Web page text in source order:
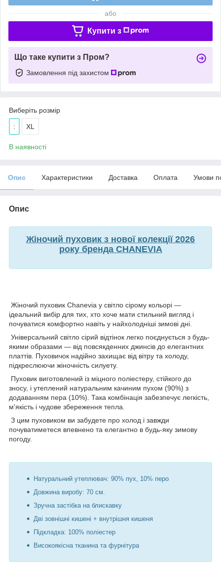
або
Купити з
Що таке купити з Пром?
Замовлення під захистом
Виберіть розмір
: XL
В наявності
Опис Характеристики Доставка Оплата Умови
Опис
Жіночий пуховик з нової колекції 2026
року бренда CHANEVIA
Жіночий пуховик Chanevia у світло сірому кольорі —
ідеальний вибір для тих, хто хоче мати стильний вигляд і
почуватися комфортно навіть у найхолодніші зимові дні.
Універсальний світло сірий відтінок легко поєднується з будь-
якими образами — від повсякденних джинсів до елегантних
платтів. Пуховичок надійно захищає від вітру та холоду,
підкреслюючи жіночність силуету.
Пуховик виготовлений із міцного поліестеру, стійкого до
зносу, і утеплений натуральним качиним пухом (90%) з
додаванням пера (10%). Така комбінація забезпечує легкість,
м'якість і чудове збереження тепла.
З цим пуховиком ви забудете про холод і завжди
почуватиметеся впевнено та елегантно в будь-яку зимову
погоду.
Натуральний утеплювач: 90% пух, 10% перо
Довжина виробу: 70 см.
Зручна застібка на блискавку
Дві зовнішні кишені + внутрішня кишеня
Підкладка: 100% поліестер
Високоякісна тканина та фурнітура